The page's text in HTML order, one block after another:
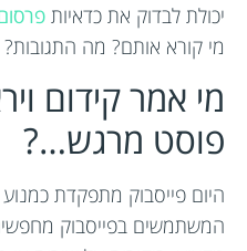
יכולת לבדוק את כדאיות
מי קורא אותם? מה
מי אמר קידום
פוסט מרגש…?
היום פייסבוק מתפקדת
המשתמשים בפייסבוק